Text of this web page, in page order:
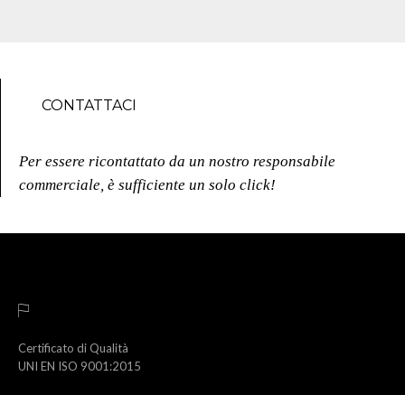
CONTATTACI
Per essere ricontattato da un nostro responsabile
commerciale, è sufficiente un solo click!
Certificato di Qualità
UNI EN ISO 9001:2015